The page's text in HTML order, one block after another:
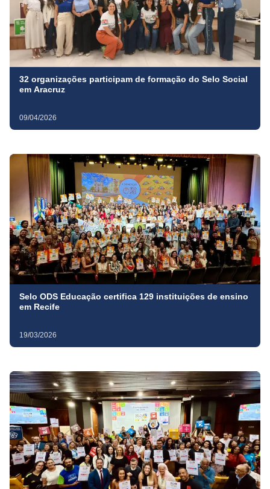
32 organizações participam de formação do Selo Social
em Aracruz
09/04/2026
Selo ODS Educação certifica 129 instituições de ensino
em Recife
19/03/2026